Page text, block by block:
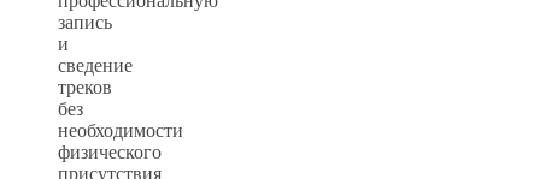
запись
и
сведение
треков
без
необходимости
физического
присутствия